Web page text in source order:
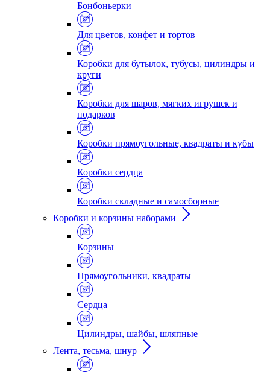
Бонбоньерки
Для цветов, конфет и тортов
Коробки для бутылок, тубусы, цилиндры и
круги
Коробки для шаров, мягких игрушек и
подарков
Коробки прямоугольные, квадраты и кубы
Коробки сердца
Коробки складные и самосборные
Коробки и корзины наборами
Корзины
Прямоугольники, квадраты
Сердца
Цилиндры, шайбы, шляпные
Лента, тесьма, шнур